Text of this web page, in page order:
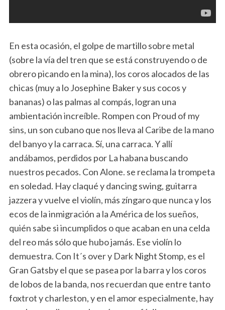
En esta ocasión, el golpe de martillo sobre metal
(sobre la vía del tren que se está construyendo o de
obrero picando en la mina), los coros alocados de las
chicas (muy a lo Josephine Baker y sus cocos y
bananas) o las palmas al compás, logran una
ambientación increíble. Rompen con Proud of my
sins, un son cubano que nos lleva al Caribe de la mano
del banyo y la carraca. Sí, una carraca. Y allí
andábamos, perdidos por La habana buscando
nuestros pecados. Con Alone. se reclama la trompeta
en soledad. Hay claqué y dancing swing, guitarra
jazzera y vuelve el violín, más zíngaro que nunca y los
ecos de la inmigración a la América de los sueños,
quién sabe si incumplidos o que acaban en una celda
del reo más sólo que hubo jamás. Ese violín lo
demuestra. Con It´s over y Dark Night Stomp, es el
Gran Gatsby el que se pasea por la barra y los coros
de lobos de la banda, nos recuerdan que entre tanto
foxtrot y charleston, y en el amor especialmente, hay